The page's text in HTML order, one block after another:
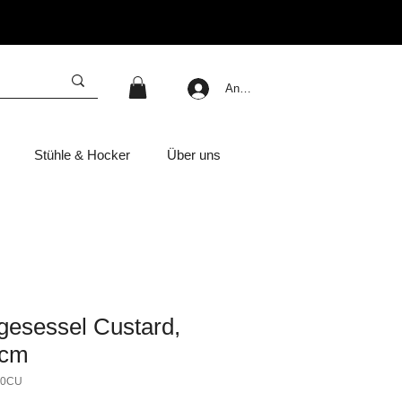
Stühle & Hocker Über uns
Anmelden
Custard,